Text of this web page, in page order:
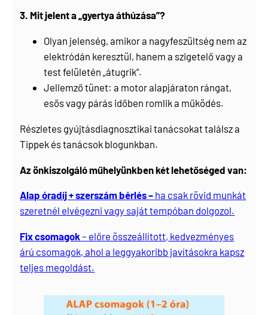
3. Mit jelent a „gyertya áthúzása”?
Olyan jelenség, amikor a nagyfeszültség nem az
elektródán keresztül, hanem a szigetelő vagy a
test felületén „átugrik”.
Jellemző tünet: a motor alapjáraton rángat,
esős vagy párás időben romlik a működés.
Részletes gyújtásdiagnosztikai tanácsokat találsz a
Tippek és tanácsok blogunkban.
Az önkiszolgáló műhelyünkben két lehetőséged van:
Alap óradíj + szerszám bérlés – ha csak rövid munkát
szeretnél elvégezni vagy saját tempóban dolgozol.
Fix csomagok – előre összeállított, kedvezményes
árú csomagok, ahol a leggyakoribb javításokra kapsz
teljes megoldást.